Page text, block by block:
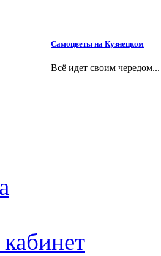
Самоцветы на Кузнецком
Всё идет своим чередом...